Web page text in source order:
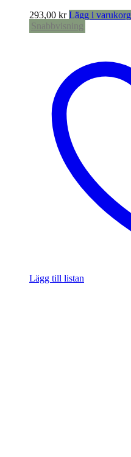
293,00 kr Lägg i varukorg
Snabbvisning
Lägg till listan